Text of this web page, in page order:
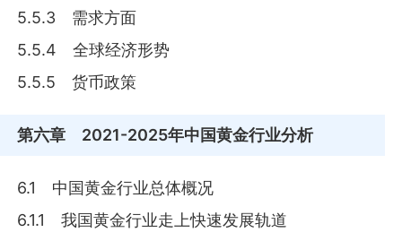
5.5.3 需求方面
5.5.4 全球经济形势
5.5.5 货币政策
第六章 2021-2025年中国黄金行业分析
6.1 中国黄金行业总体概况
6.1.1 我国黄金行业走上快速发展轨道